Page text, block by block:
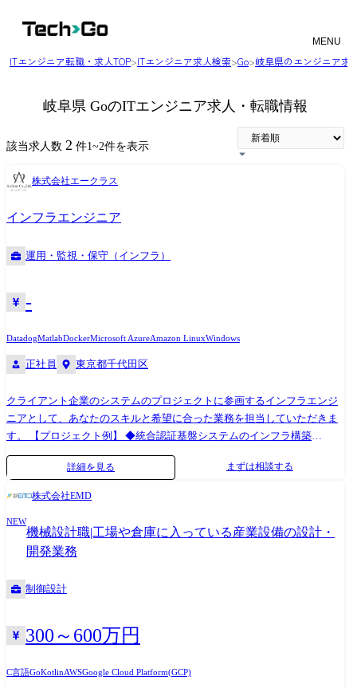
MENU
ITエンジニア転職・求人TOP>ITエンジニア求人検索>Go>岐阜県のエンジニア求
岐阜県 GoのITエンジニア求人・転職情報
該当求人数 2 件1~2件を表示
株式会社エークラス
インフラエンジニア
運用・監視・保守（インフラ）
-
DatadogMatlabDockerMicrosoft AzureAmazon LinuxWindows
正社員 東京都千代⽥区
クライアント企業のシステムのプロジェクトに参画するインフラエンジ
ニアとして、あなたのスキルと希望に合った業務を担当していただきま
す。 【プロジェクト例】 ◆統合認証基盤システムのインフラ構築
└AWS/RHEL ◆業務システム開発支援(Azure/API) ◆自動車メーカーイン
フラ業務支援 └VMware/MS365 ★当社は1000社以上の企業と取引があ
す。 案件選びは完全に本人主導で、強制的なアサインは一切ありませ
ん。 (変更の範囲)上記業務を除く当社業務全般 開発環境・業務範囲 ◆ク
ラウド基盤(AWS)構築・運用支援 【担当工程】要件定義・設計・構築・
Shell、Python(Lambdaスクリプト用) 【FW】なし 【OS】Amazon Linux、
Ansible、Git、Slack 【クラウド(サービス郡込み)】AWS(EC2、S3、
ELB、RDS、Lambda、CloudFormation、VPC) 【働き方】フルリモート
程】基本設計・構築・運用・障害対応 【規模】6名(当社チーム:2名) 【期
詳細を見る まずは相談する
株式会社EMD
NEW
機械設計職|工場や倉庫に入っている産業設備の設計・
開発業務
制御設計
300～600万円
C言語GoKotlinAWSGoogle Cloud Platform(GCP)